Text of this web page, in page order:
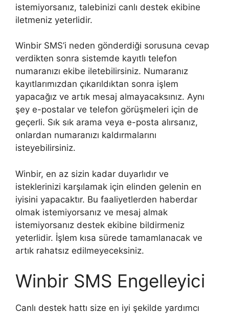
istemiyorsanız, talebinizi canlı destek ekibine
iletmeniz yeterlidir.
Winbir SMS’i neden gönderdiği sorusuna cevap
verdikten sonra sistemde kayıtlı telefon
numaranızı ekibe iletebilirsiniz. Numaranız
kayıtlarımızdan çıkarıldıktan sonra işlem
yapacağız ve artık mesaj almayacaksınız. Aynı
şey e-postalar ve telefon görüşmeleri için de
geçerli. Sık sık arama veya e-posta alırsanız,
onlardan numaranızı kaldırmalarını
isteyebilirsiniz.
Winbir, en az sizin kadar duyarlıdır ve
isteklerinizi karşılamak için elinden gelenin en
iyisini yapacaktır. Bu faaliyetlerden haberdar
olmak istemiyorsanız ve mesaj almak
istemiyorsanız destek ekibine bildirmeniz
yeterlidir. İşlem kısa sürede tamamlanacak ve
artık rahatsız edilmeyeceksiniz.
Winbir SMS Engelleyici
Canlı destek hattı size en iyi şekilde yardımcı